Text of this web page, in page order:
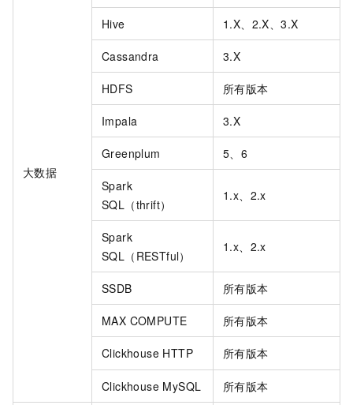
大数据
Hive 1.X、2.X、3.X
Cassandra 3.X
HDFS 所有版本
Impala 3.X
Greenplum 5、6
Spark
SQL（thrift）
1.x、2.x
Spark
SQL（RESTful）
1.x、2.x
SSDB 所有版本
MAX COMPUTE 所有版本
Clickhouse HTTP 所有版本
Clickhouse MySQL 所有版本